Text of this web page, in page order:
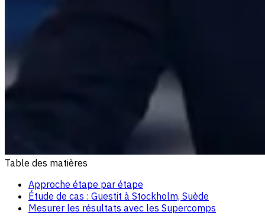
Table des matières
Approche étape par étape
Étude de cas : Guestit à Stockholm, Suède
Mesurer les résultats avec les Supercomps